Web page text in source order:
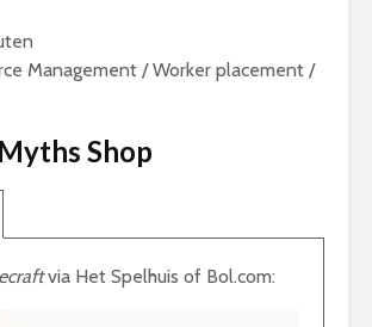
Management / Worker placement /
Shop
via Het Spelhuis of Bol.com: